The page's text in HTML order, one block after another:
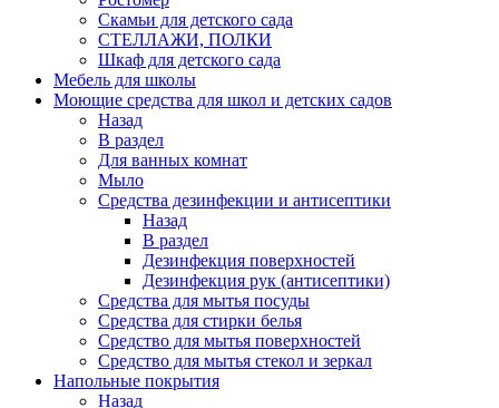
Скамьи для детского сада
СТЕЛЛАЖИ, ПОЛКИ
Шкаф для детского сада
Мебель для школы
Моющие средства для школ и детских садов
Назад
В раздел
Для ванных комнат
Мыло
Средства дезинфекции и антисептики
Назад
В раздел
Дезинфекция поверхностей
Дезинфекция рук (антисептики)
Средства для мытья посуды
Средства для стирки белья
Средство для мытья поверхностей
Средство для мытья стекол и зеркал
Напольные покрытия
Назад